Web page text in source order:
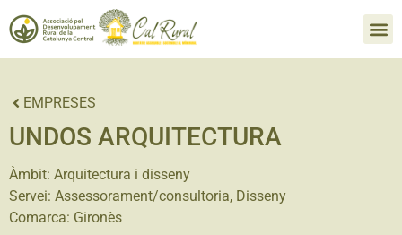
EMPRESES
UNDOS ARQUITECTURA
Àmbit: Arquitectura i disseny
Servei: Assessorament/consultoria, Disseny
Comarca: Gironès